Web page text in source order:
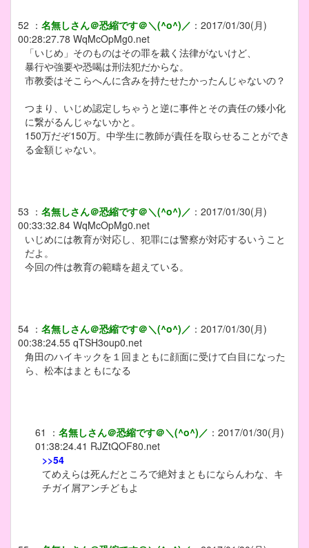
52 ： 名無しさん＠恐縮です＠＼(^o^)／ ： 2017/01/30(月)
00:28:27.78 WqMcOpMg0.net
「いじめ」そのものはその罪を裁く法律がないけど、
暴行や強要や恐喝は刑法犯だからな。
市教委はそこらへんに含みを持たせたかったんじゃないの？
つまり、いじめ認定しちゃうと逆に事件とその責任の矮小化
に繋がるんじゃないかと。
150万だぞ150万。中学生に教師が責任を取らせることができ
る金額じゃない。
53 ： 名無しさん＠恐縮です＠＼(^o^)／ ： 2017/01/30(月)
00:33:32.84 WqMcOpMg0.net
いじめには教育が対応し、犯罪には警察が対応するいうこと
だよ。
今回の件は教育の範疇を超えている。
54 ： 名無しさん＠恐縮です＠＼(^o^)／ ： 2017/01/30(月)
00:38:24.55 qTSH3oup0.net
角田のハイキックを１回まともに顔面に受けて白目になった
ら、松本はまともになる
61 ： 名無しさん＠恐縮です＠＼(^o^)／ ： 2017/01/30(月)
01:38:24.41 RJZtQOF80.net
>>54
てめえらは死んだところで絶対まともにならんわな、キ
チガイ屑アンチどもよ